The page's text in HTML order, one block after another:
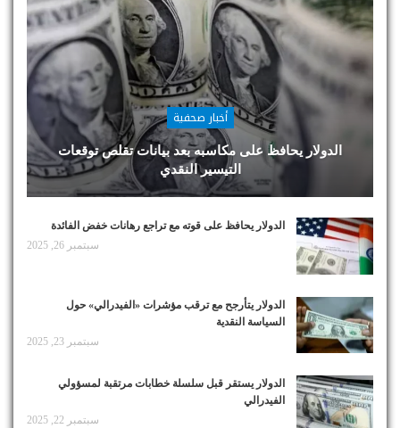
أخبار صحفية
الدولار يحافظ على مكاسبه بعد بيانات تقلص توقعات
التيسير النقدي
الدولار يحافظ على قوته مع تراجع رهانات خفض الفائدة
سبتمبر 26, 2025
الدولار يتأرجح مع ترقب مؤشرات «الفيدرالي» حول
السياسة النقدية
سبتمبر 23, 2025
الدولار يستقر قبل سلسلة خطابات مرتقبة لمسؤولي
الفيدرالي
سبتمبر 22, 2025